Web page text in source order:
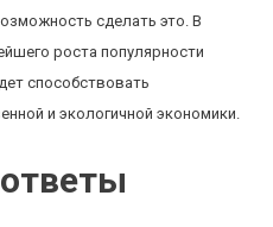
сделать это. В
роста популярности
способствовать
и экологичной экономики.